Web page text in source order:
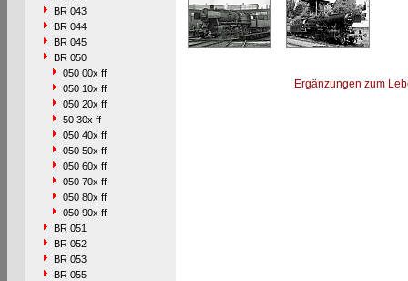
BR 043
BR 044
BR 045
BR 050
050 00x ff
050 10x ff
050 20x ff
50 30x ff
050 40x ff
050 50x ff
050 60x ff
050 70x ff
050 80x ff
050 90x ff
BR 051
BR 052
BR 053
BR 055
Ergänzungen zum